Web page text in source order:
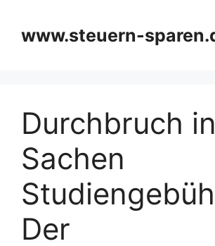
springen
www.steuern-
Durchbruch in
Sachen
Der